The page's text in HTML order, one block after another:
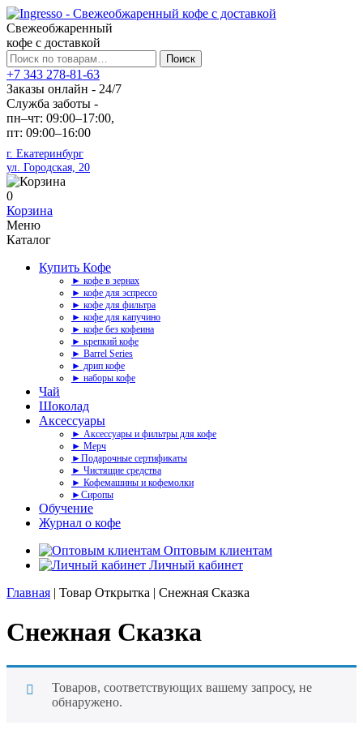
Свежеобжаренный
кофе с доставкой
Искать:
Поиск
+7 343 278-81-63
Заказы онлайн - 24/7
Служба заботы -
пн–чт: 09:00–17:00,
пт: 09:00–16:00
г. Екатеринбург
ул. Городская, 20
0
Корзина
Меню
Каталог
Купить Кофе
► кофе в зернах
► кофе для эспрессо
► кофе для фильтра
► кофе для капучино
► кофе без кофеина
► крепкий кофе
► Barrel Series
► дрип кофе
► наборы кофе
Чай
Шоколад
Аксессуары
► Аксессуары и фильтры для кофе
► Мерч
►Подарочные сертификаты
► Чистящие средства
► Кофемашины и кофемолки
►Сиропы
Обучение
Журнал о кофе
Оптовым клиентам
Личный кабинет
Главная | Товар Открытка | Снежная Сказка
Снежная Сказка
Товаров, соответствующих вашему запросу, не
обнаружено.